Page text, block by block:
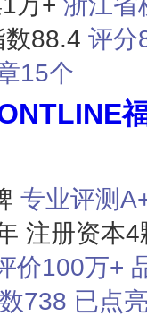
数88.4 评分
15个
专业​评测
注册资本4
价100万+
738 已点